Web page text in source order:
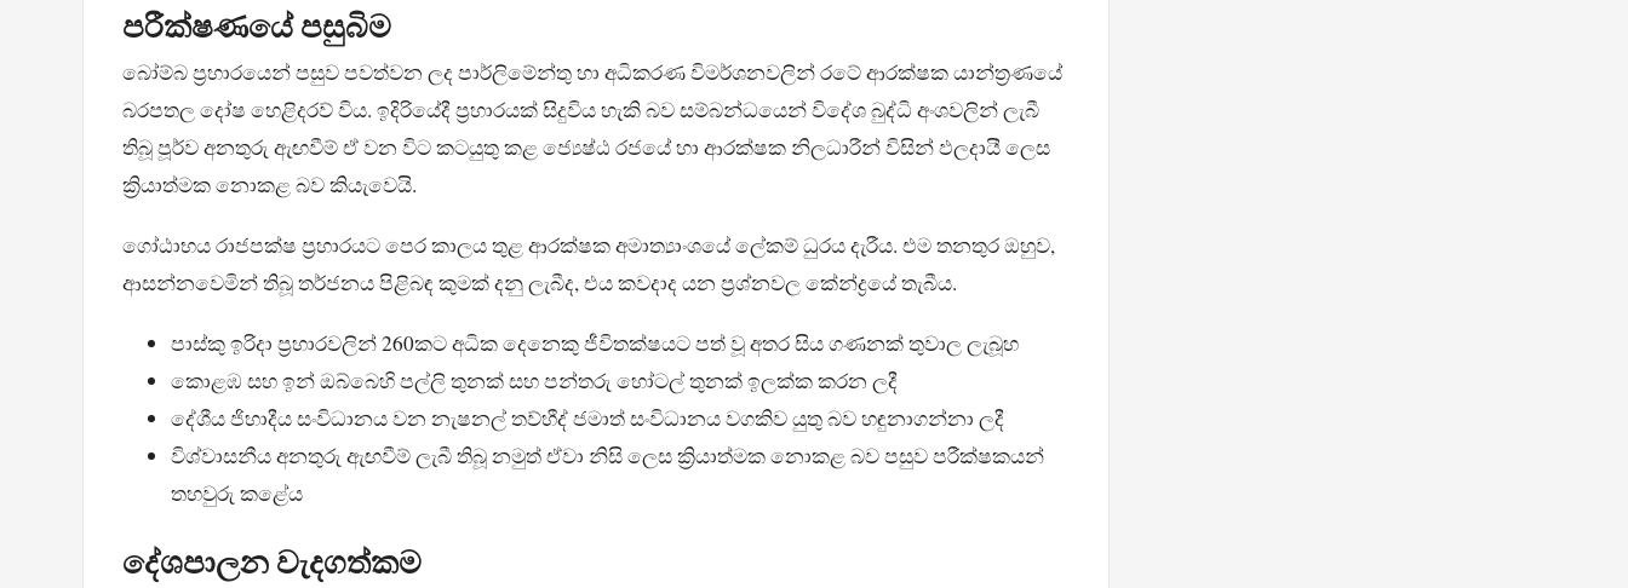
පරීක්ෂණයේ පසුබිම
බෝම්බ ප්‍රහාරයෙන් පසුව පවත්වන ලද පාර්ලිමේන්තු හා අධිකරණ විමර්ශනවලින් රටේ ආරක්ෂක යාන්ත්‍රණයේ
බරපතල දෝෂ හෙළිදරව් විය. ඉදිරියේදී ප්‍රහාරයක් සිදුවිය හැකි බව සම්බන්ධයෙන් විදේශ බුද්ධි අංශවලින් ලැබී
තිබූ පූර්ව අනතුරු ඇඟවීම් ඒ වන විට කටයුතු කළ ජ්‍යෙෂ්ඨ රජයේ හා ආරක්ෂක නිලධාරීන් විසින් ඵලදායී ලෙස
ක්‍රියාත්මක නොකළ බව කියැවෙයි.
ගෝඨාභය රාජපක්ෂ ප්‍රහාරයට පෙර කාලය තුළ ආරක්ෂක අමාත්‍යාංශයේ ලේකම් ධුරය දැරීය. එම තනතුර ඔහුව,
ආසන්නවෙමින් තිබූ තර්ජනය පිළිබඳ කුමක් දනු ලැබීද, එය කවදාද යන ප්‍රශ්නවල කේන්ද්‍රයේ තැබීය.
පාස්කු ඉරිදා ප්‍රහාරවලින් 260කට අධික දෙනෙකු ජීවිතක්ෂයට පත් වූ අතර සිය ගණනක් තුවාල ලැබූහ
කොළඹ සහ ඉන් ඔබ්බෙහි පල්ලි තුනක් සහ පන්තරු හෝටල් තුනක් ඉලක්ක කරන ලදී
දේශීය ජිහාදීය සංවිධානය වන නැෂනල් තව්හීද් ජමාත් සංවිධානය වගකිව යුතු බව හඳුනාගන්නා ලදී
විශ්වාසනීය අනතුරු ඇඟවීම් ලැබී තිබූ නමුත් ඒවා නිසි ලෙස ක්‍රියාත්මක නොකළ බව පසුව පරීක්ෂකයන්
තහවුරු කළේය
දේශපාලන වැදගත්කම